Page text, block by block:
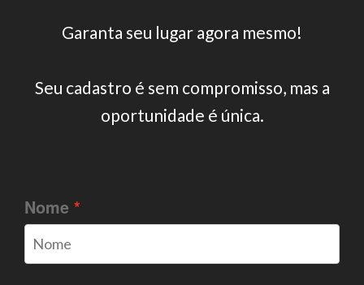
Garanta seu lugar agora mesmo!
Seu cadastro é sem compromisso, mas a
oportunidade é única.
Nome